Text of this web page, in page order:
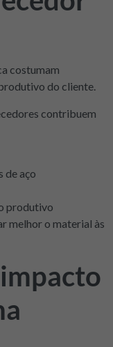
costumam
do cliente.
contribuem
de aço
produtivo
melhor o material às